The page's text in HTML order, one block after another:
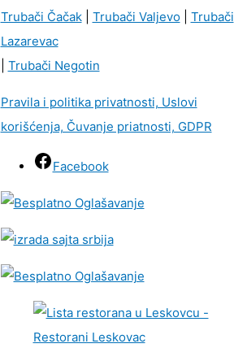
Trubači Čačak| Trubači Valjevo| Trubači
Lazarevac
Trubači Negotin
Pravila i politika privatnosti, Uslovi
korišćenja, Čuvanje priatnosti, GDPR
Facebook